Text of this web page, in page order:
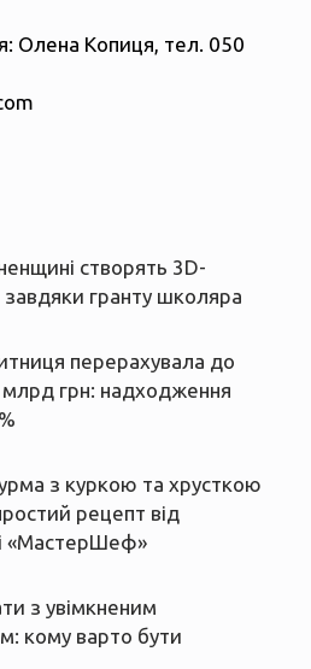
Олена Копиця, тел. 050
створять 3D-
гранту школяра
перерахувала до
грн: надходження
з куркою та хрусткою
рецепт від
«МастерШеф»
з увімкненим
кому варто бути